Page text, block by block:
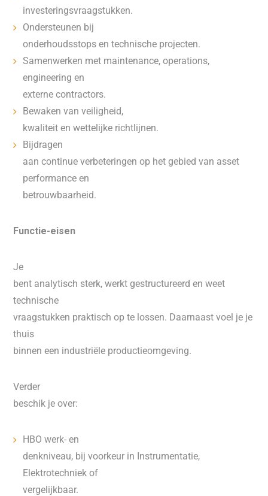
investeringsvraagstukken.
Ondersteunen bij
onderhoudsstops en technische projecten.
Samenwerken met maintenance, operations,
engineering en
externe contractors.
Bewaken van veiligheid,
kwaliteit en wettelijke richtlijnen.
Bijdragen
aan continue verbeteringen op het gebied van asset
performance en
betrouwbaarheid.
Functie-eisen
Je
bent analytisch sterk, werkt gestructureerd en weet
technische
vraagstukken praktisch op te lossen. Daarnaast voel je je
thuis
binnen een industriële productieomgeving.
Verder
beschik je over:
HBO werk- en
denkniveau, bij voorkeur in Instrumentatie,
Elektrotechniek of
vergelijkbaar.